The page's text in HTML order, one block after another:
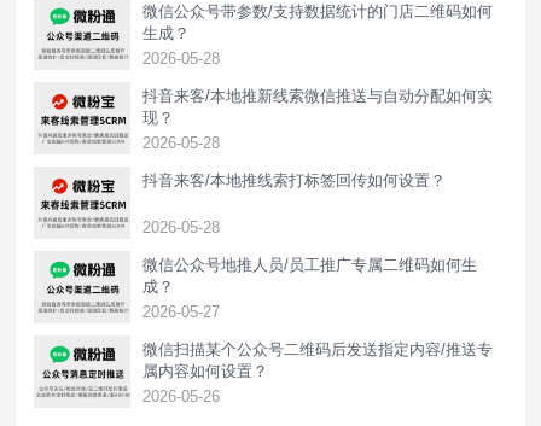
微信公众号带参数/支持数据统计的门店二维码如何
生成？
2026-05-28
抖音来客/本地推新线索微信推送与自动分配如何实
现？
2026-05-28
抖音来客/本地推线索打标签回传如何设置？
2026-05-28
‌微信公众号地推人员/员工推广专属二维码如何生
成？
2026-05-27
微信扫描某个公众号二维码后发送指定内容/推送专
属内容如何设置？
2026-05-26